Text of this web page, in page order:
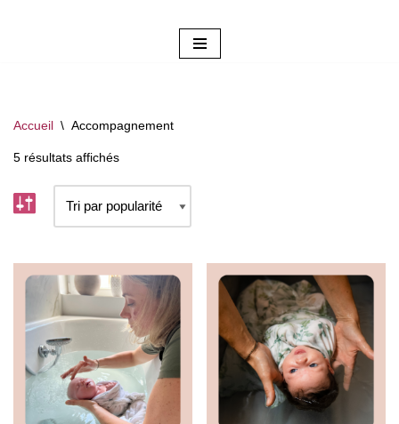
Accueil \ Accompagnement
5 résultats affichés